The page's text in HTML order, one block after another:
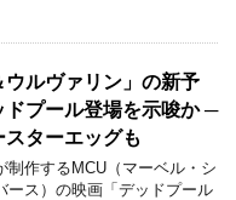
ウルヴァリン」の新予
ドプール登場を示唆か ─
ターエッグも
制作するMCU（マーベル・シ
ース）の映画「デッドプール